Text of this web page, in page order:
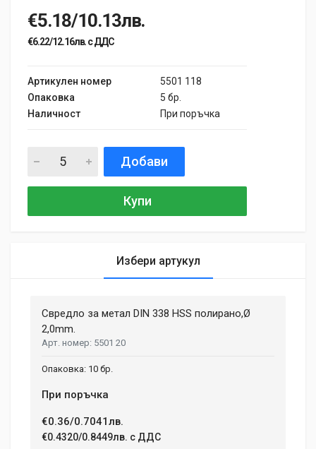
€5.18/10.13лв.
€6.22/12.16лв. с ДДС
Артикулен номер
5501 118
Опаковка
5 бр.
Наличност
При поръчка
Добави
Купи
Избери артукул
MATERIAL
Aluminium, Plastic
ENGINE TYPE
BATTERY TYPE
Phasellus id mattis nulla. Mauris velit nisi, imperdiet vitae
lacus, at porttitor dui iaculis id. Curabitur imperdiet ultrices
Adam Taylor
12 April, 2018
Свредло за метал DIN 338 HSS полирано,Ø
2,0mm.
5501 20
10 бр.
При поръчка
€0.36/0.7041лв.
€0.4320/0.8449лв. с ДДС